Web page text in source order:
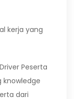
kerja yang
Peserta
dari